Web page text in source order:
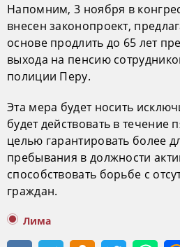
Напомним, 3 ноября в
внесен законопроект,
основе продлить до 65 лет
выхода на пенсию
полиции Перу.
Эта мера будет носить
будет действовать в течение
целью гарантировать более
пребывания в должности
способствовать борьбе с
граждан.
Лима